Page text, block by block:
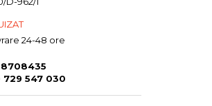
24-48 ore
729 547 030